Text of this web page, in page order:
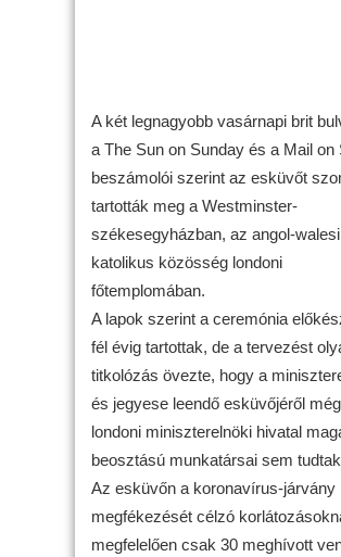
A két legnagyobb vasárnapi brit
a The Sun on Sunday és a Mail on
beszámolói szerint az esküvőt
tartották meg a Westminster-
székesegyházban, az angol-walesi
katolikus közösség londoni
főtemplomában.
A lapok szerint a ceremónia
fél évig tartottak, de a tervezést
titkolózás övezte, hogy a
és jegyese leendő esküvőjéről
londoni miniszterelnöki hivatal
beosztású munkatársai sem
Az esküvőn a koronavírus-járvány
megfékezését célzó
megfelelően csak 30 meghívott